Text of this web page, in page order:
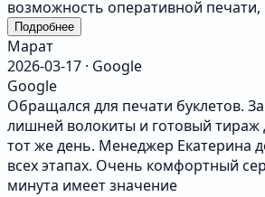
возможность оперативной
«вчера» — реально выручают! Цены
уровню, соотношение цена/
Рекомендую.
Подробнее
Марат
2026-03-17 · Google
Google
Обращался для печати буклетов.
лишней волокиты и готовый тираж
тот же день. Менеджер Екатерина
всех этапах. Очень комфортный
минута имеет значение